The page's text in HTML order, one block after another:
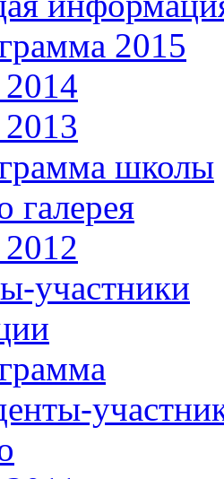
2015
школы
галерея
участники